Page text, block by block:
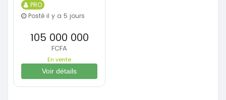
PRO
Posté il y a 5 jours
105 000 000
FCFA
En vente
Voir détails